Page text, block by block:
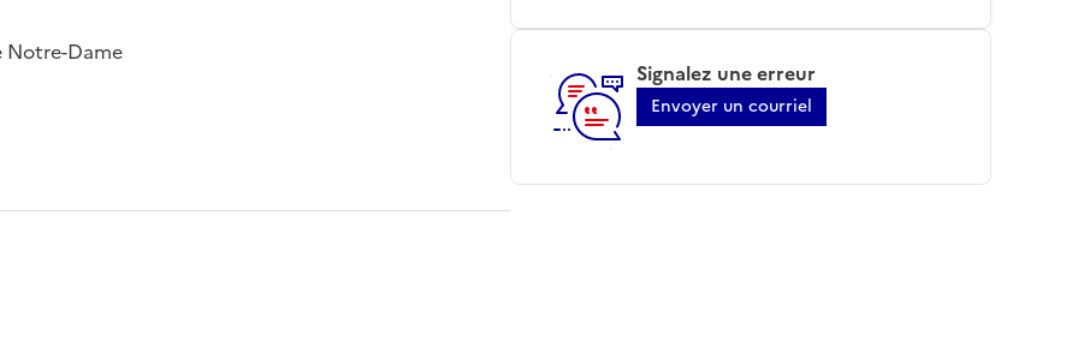
Notre-Dame
Signalez une erreur
Envoyer un courriel